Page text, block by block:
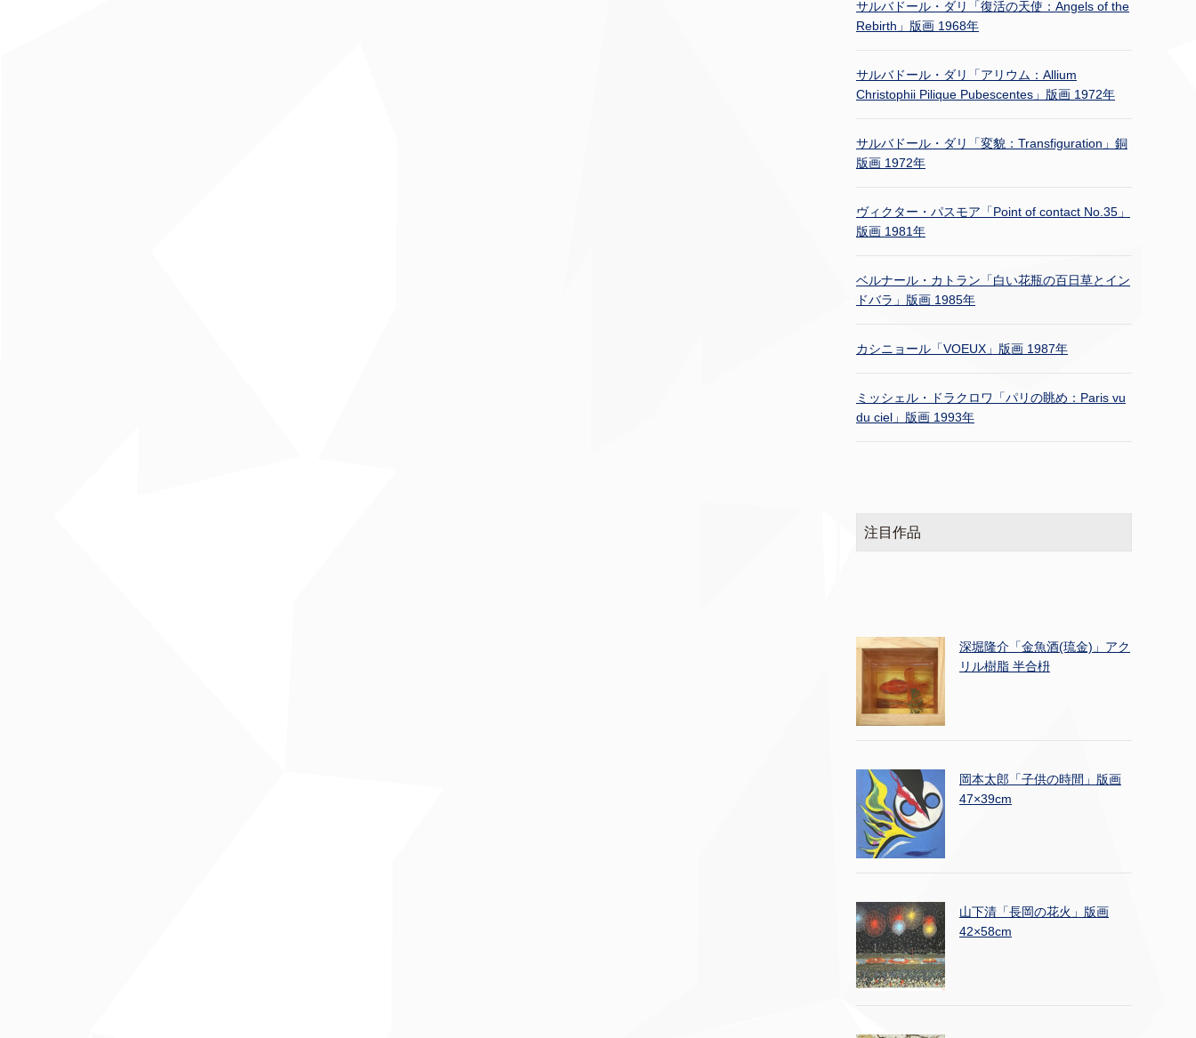
サルバドール・ダリ「復活の天使：Angels of the
Rebirth」版画 1968年
サルバドール・ダリ「アリウム：Allium
Christophii Pilique Pubescentes」版画 1972年
サルバドール・ダリ「変貌：Transfiguration」銅
版画 1972年
ヴィクター・パスモア「Point of contact No.35」
版画 1981年
ベルナール・カトラン「白い花瓶の百日草とイン
ドバラ」版画 1985年
カシニョール「VOEUX」版画 1987年
ミッシェル・ドラクロワ「パリの眺め：Paris vu
du ciel」版画 1993年
注目作品
深堀隆介「金魚酒(琉金)」アク
リル樹脂 半合枡
岡本太郎「子供の時間」版画
47×39cm
山下清「長岡の花火」版画
42×58cm